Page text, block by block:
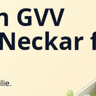
GVV